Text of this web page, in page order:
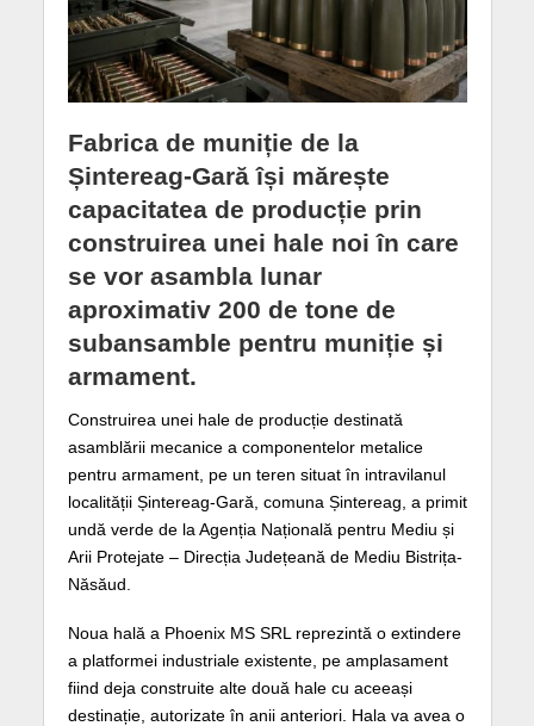
Fabrica de muniție de la
Șintereag-Gară își mărește
capacitatea de producție prin
construirea unei hale noi în care
se vor asambla lunar
aproximativ 200 de tone de
subansamble pentru muniție și
armament.
Construirea unei hale de producție destinată
asamblării mecanice a componentelor metalice
pentru armament, pe un teren situat în intravilanul
localității Șintereag-Gară, comuna Șintereag, a primit
undă verde de la Agenția Națională pentru Mediu și
Arii Protejate – Direcția Județeană de Mediu Bistrița-
Năsăud.
Noua hală a Phoenix MS SRL reprezintă o extindere
a platformei industriale existente, pe amplasament
fiind deja construite alte două hale cu aceeași
destinație, autorizate în anii anteriori. Hala va avea o